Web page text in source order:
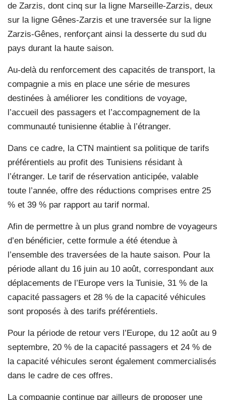
de Zarzis, dont cinq sur la ligne Marseille-Zarzis, deux
sur la ligne Gênes-Zarzis et une traversée sur la ligne
Zarzis-Gênes, renforçant ainsi la desserte du sud du
pays durant la haute saison.
Au-delà du renforcement des capacités de transport, la
compagnie a mis en place une série de mesures
destinées à améliorer les conditions de voyage,
l’accueil des passagers et l’accompagnement de la
communauté tunisienne établie à l’étranger.
Dans ce cadre, la CTN maintient sa politique de tarifs
préférentiels au profit des Tunisiens résidant à
l’étranger. Le tarif de réservation anticipée, valable
toute l’année, offre des réductions comprises entre 25
% et 39 % par rapport au tarif normal.
Afin de permettre à un plus grand nombre de voyageurs
d’en bénéficier, cette formule a été étendue à
l’ensemble des traversées de la haute saison. Pour la
période allant du 16 juin au 10 août, correspondant aux
déplacements de l’Europe vers la Tunisie, 31 % de la
capacité passagers et 28 % de la capacité véhicules
sont proposés à des tarifs préférentiels.
Pour la période de retour vers l’Europe, du 12 août au 9
septembre, 20 % de la capacité passagers et 24 % de
la capacité véhicules seront également commercialisés
dans le cadre de ces offres.
La compagnie continue par ailleurs de proposer une